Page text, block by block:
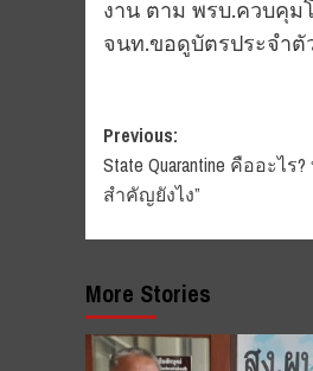
งาน ตาม พรบ.ควบคุม
จนท.ขอดูบัตรประจำ
Post
navigation
Previous:
State Quarantine คืออะไ
สำคัญยังไง”
More Stories